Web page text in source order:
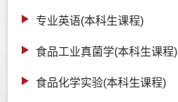
专业英语(本科生课程)
食品工业真菌学(本科生课程)
食品化学实验(本科生课程)